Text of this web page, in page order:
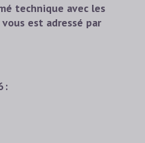
technique avec les
est adressé par
: